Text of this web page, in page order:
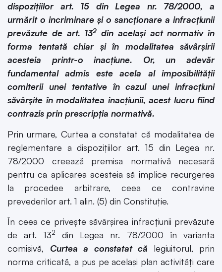
dispozițiilor art. 15 din Legea nr. 78/2000, a
urmărit o incriminare și o sancționare a infracțiunii
prevăzute de art. 132 din același act normativ în
forma tentată chiar și în modalitatea săvârșirii
acesteia printr-o inacțiune. Or, un adevăr
fundamental admis este acela al imposibilității
comiterii unei tentative în cazul unei infracțiuni
săvârșite în modalitatea inacțiunii, acest lucru fiind
contrazis prin prescripția normativă.
Prin urmare, Curtea a constatat că modalitatea de
reglementare a dispozițiilor art. 15 din Legea nr.
78/2000 creează premisa normativă necesară
pentru ca aplicarea acesteia să implice recurgerea
la procedee arbitrare, ceea ce contravine
prevederilor art. 1 alin. (5) din Constituție.
În ceea ce privește săvârșirea infracțiunii prevăzute
de art. 132
din Legea nr. 78/2000 în varianta
comisivă, Curtea a constatat că legiuitorul, prin
norma criticată, a pus pe același plan activități care